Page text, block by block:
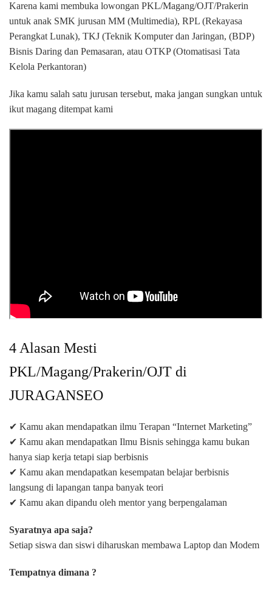
Karena kami membuka lowongan PKL/Magang/OJT/Prakerin
untuk anak SMK jurusan MM (Multimedia), RPL (Rekayasa
Perangkat Lunak), TKJ (Teknik Komputer dan Jaringan, (BDP)
Bisnis Daring dan Pemasaran, atau OTKP (Otomatisasi Tata
Kelola Perkantoran)
Jika kamu salah satu jurusan tersebut, maka jangan sungkan untuk
ikut magang ditempat kami
4 Alasan Mesti
PKL/Magang/Prakerin/OJT di
JURAGANSEO
✔ Kamu akan mendapatkan ilmu Terapan “Internet Marketing”
✔ Kamu akan mendapatkan Ilmu Bisnis sehingga kamu bukan
hanya siap kerja tetapi siap berbisnis
✔ Kamu akan mendapatkan kesempatan belajar berbisnis
langsung di lapangan tanpa banyak teori
✔ Kamu akan dipandu oleh mentor yang berpengalaman
Syaratnya apa saja?
Setiap siswa dan siswi diharuskan membawa Laptop dan Modem
Tempatnya dimana ?